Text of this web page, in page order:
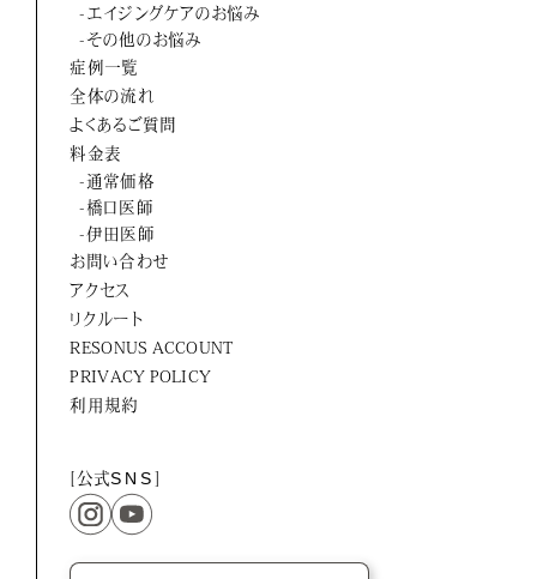
美容医療初のトータルビューティブランド
-エイジングケアのお悩み
-その他のお悩み
症例一覧
全体の流れ
よくあるご質問
料金表
-通常価格
-橋口医師
-伊田医師
お問い合わせ
アクセス
リクルート
RESONUS ACCOUNT
PRIVACY POLICY
利用規約
[公式SNS